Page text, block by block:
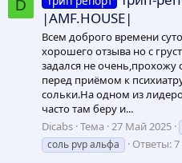
D
|AMF.HOUSE|
Всем доброго времени
хорошего отзыва но с
задался не очень,прохожу
перед приёмом к
сольки.На одном из
часто там беру и...
Dicabs Тема 27 Май 2025
соль pvp альфа
Ответы: 7